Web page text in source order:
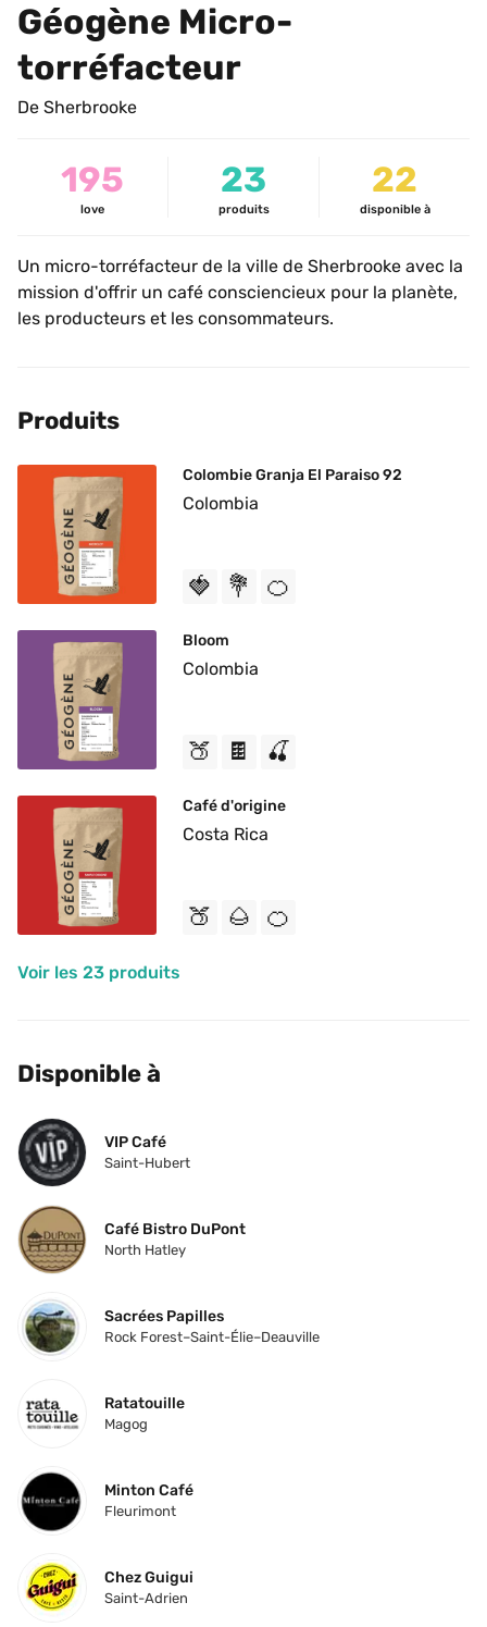
Géogène Micro-
torréfacteur
De Sherbrooke
195
love
23
produits
22
disponible à
Un micro-torréfacteur de la ville de Sherbrooke avec la
mission d'offrir un café consciencieux pour la planète,
les producteurs et les consommateurs.
Produits
Colombie Granja El Paraiso 92
Colombia
🍓 💐 🍊
Bloom
Colombia
🍑 🍫 🍒
Café d'origine
Costa Rica
🍑 🌰 🍊
Voir les 23 produits
Disponible à
VIP Café
Saint-Hubert
Café Bistro DuPont
North Hatley
Sacrées Papilles
Rock Forest–Saint-Élie–Deauville
Ratatouille
Magog
Minton Café
Fleurimont
Chez Guigui
Saint-Adrien